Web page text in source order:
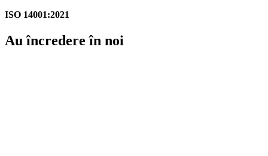
ISO 14001:2021
Au încredere în noi